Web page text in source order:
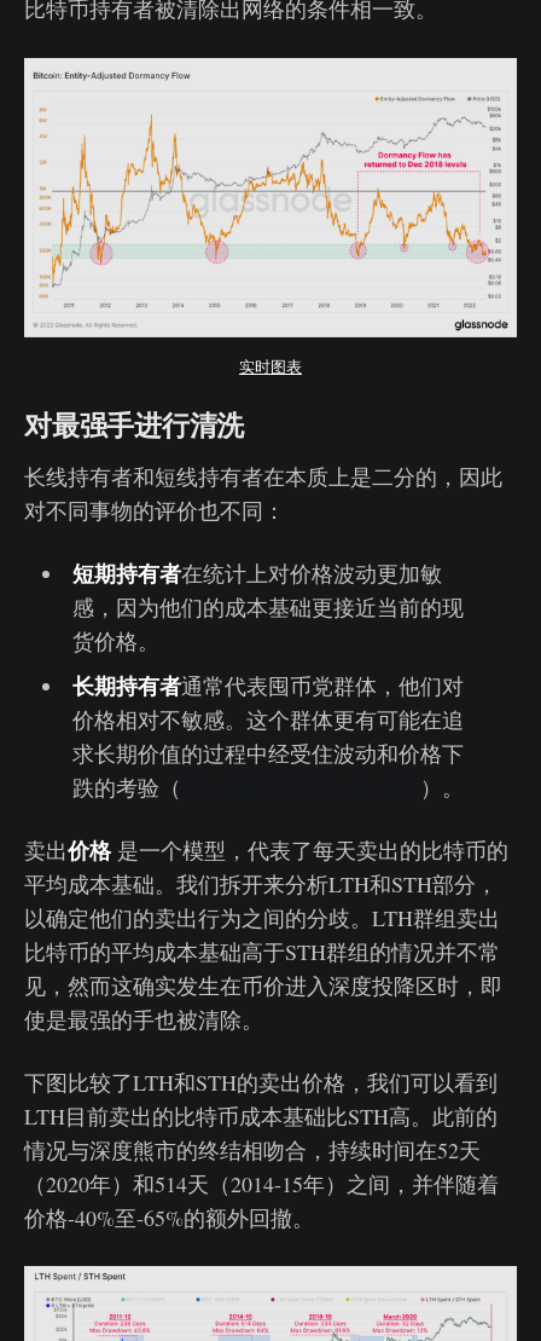
比特币持有者被清除出网络的条件相一致。
实时图表
对最强手进行清洗
长线持有者和短线持有者在本质上是二分的，因此
对不同事物的评价也不同：
短期持有者在统计上对价格波动更加敏
感，因为他们的成本基础更接近当前的现
货价格。
长期持有者通常代表囤币党群体，他们对
价格相对不敏感。这个群体更有可能在追
求长期价值的过程中经受住波动和价格下
跌的考验（
）。
卖出价格是一个模型，代表了每天卖出的比特币的
平均成本基础。我们拆开来分析LTH和STH部分，
以确定他们的卖出行为之间的分歧。LTH群组卖出
比特币的平均成本基础高于STH群组的情况并不常
见，然而这确实发生在币价进入深度投降区时，即
使是最强的手也被清除。
下图比较了LTH和STH的卖出价格，我们可以看到
LTH目前卖出的比特币成本基础比STH高。此前的
情况与深度熊市的终结相吻合，持续时间在52天
（2020年）和514天（2014-15年）之间，并伴随着
价格-40%至-65%的额外回撤。